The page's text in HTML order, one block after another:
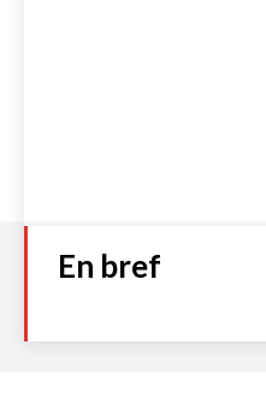
En bref